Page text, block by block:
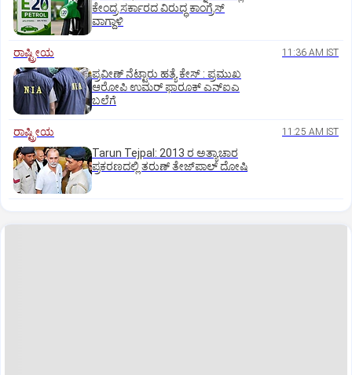
ಕೇಂದ್ರ ಸರ್ಕಾರದ ವಿರುದ್ಧ ಕಾಂಗ್ರೆಸ್‌
ವಾಗ್ದಾಳಿ
ರಾಷ್ಟ್ರೀಯ 11:36 AM IST
ಪ್ರವೀಣ್ ನೆಟ್ಟಾರು ಹತ್ಯೆ ಕೇಸ್ : ಪ್ರಮುಖ
ಆರೋಪಿ ಉಮರ್ ಫಾರೂಕ್ ಎನ್‌ಐಎ
ಬಲೆಗೆ
ರಾಷ್ಟ್ರೀಯ 11:25 AM IST
Tarun Tejpal: 2013 ರ ಅತ್ಯಾಚಾರ
ಪ್ರಕರಣದಲ್ಲಿ ತರುಣ್ ತೇಜ್‌ಪಾಲ್ ದೋಷಿ